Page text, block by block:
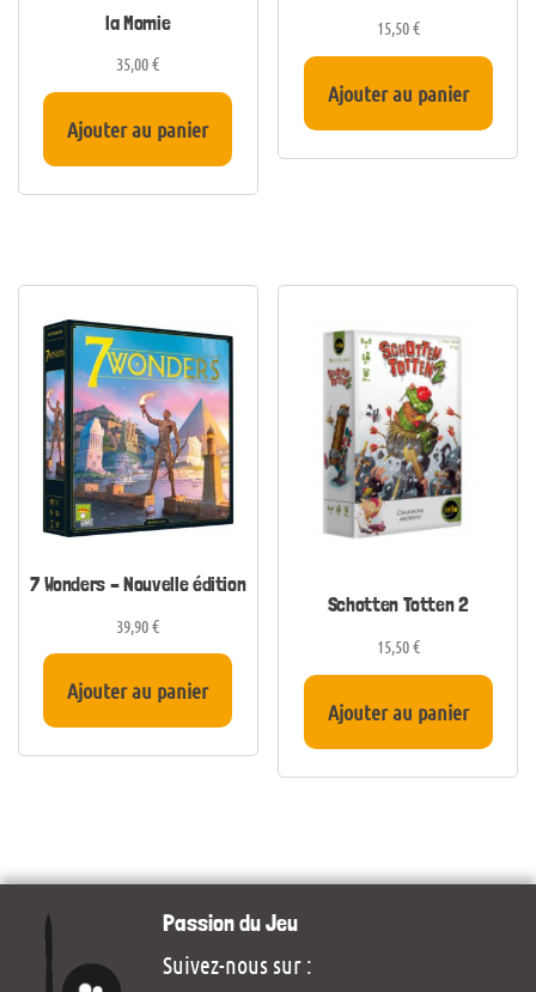
la Momie
35,00€
Ajouter au panier
15,50€
Ajouter au panier
7 Wonders – Nouvelle édition
39,90€
Ajouter au panier
Schotten Totten 2
15,50€
Ajouter au panier
Passion du Jeu
Suivez-nous sur :